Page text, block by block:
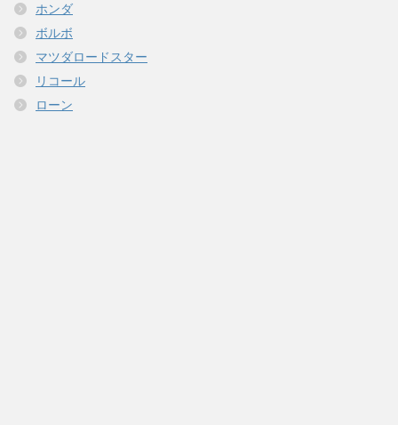
ホンダ
ボルボ
マツダロードスター
リコール
ローン